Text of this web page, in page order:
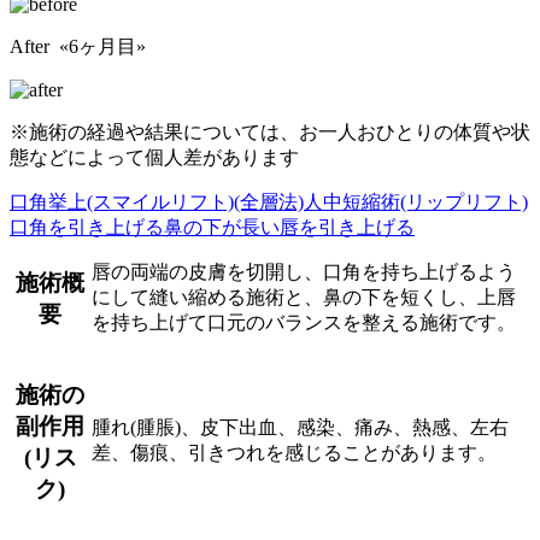
After «6ヶ月目»
※施術の経過や結果については、お一人おひとりの体質や状
態などによって個人差があります
口角挙上(スマイルリフト)(全層法)人中短縮術(リップリフト)
口角を引き上げる鼻の下が長い唇を引き上げる
施術概
要
唇の両端の皮膚を切開し、口角を持ち上げるよう
にして縫い縮める施術と、鼻の下を短くし、上唇
を持ち上げて口元のバランスを整える施術です。
施術の
副作用
(リス
ク)
腫れ(腫脹)、皮下出血、感染、痛み、熱感、左右
差、傷痕、引きつれを感じることがあります。